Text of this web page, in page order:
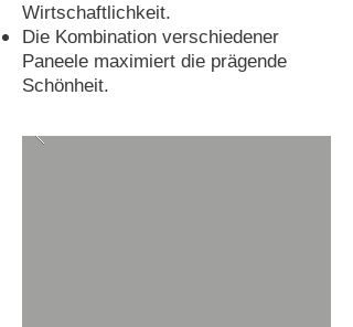
Wirtschaftlichkeit.
Die Kombination verschiedener
Paneele maximiert die prägende
Schönheit.